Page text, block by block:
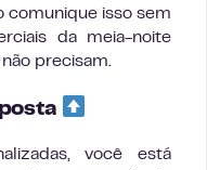
comunique isso sem
da meia-noite
precisam.
você está